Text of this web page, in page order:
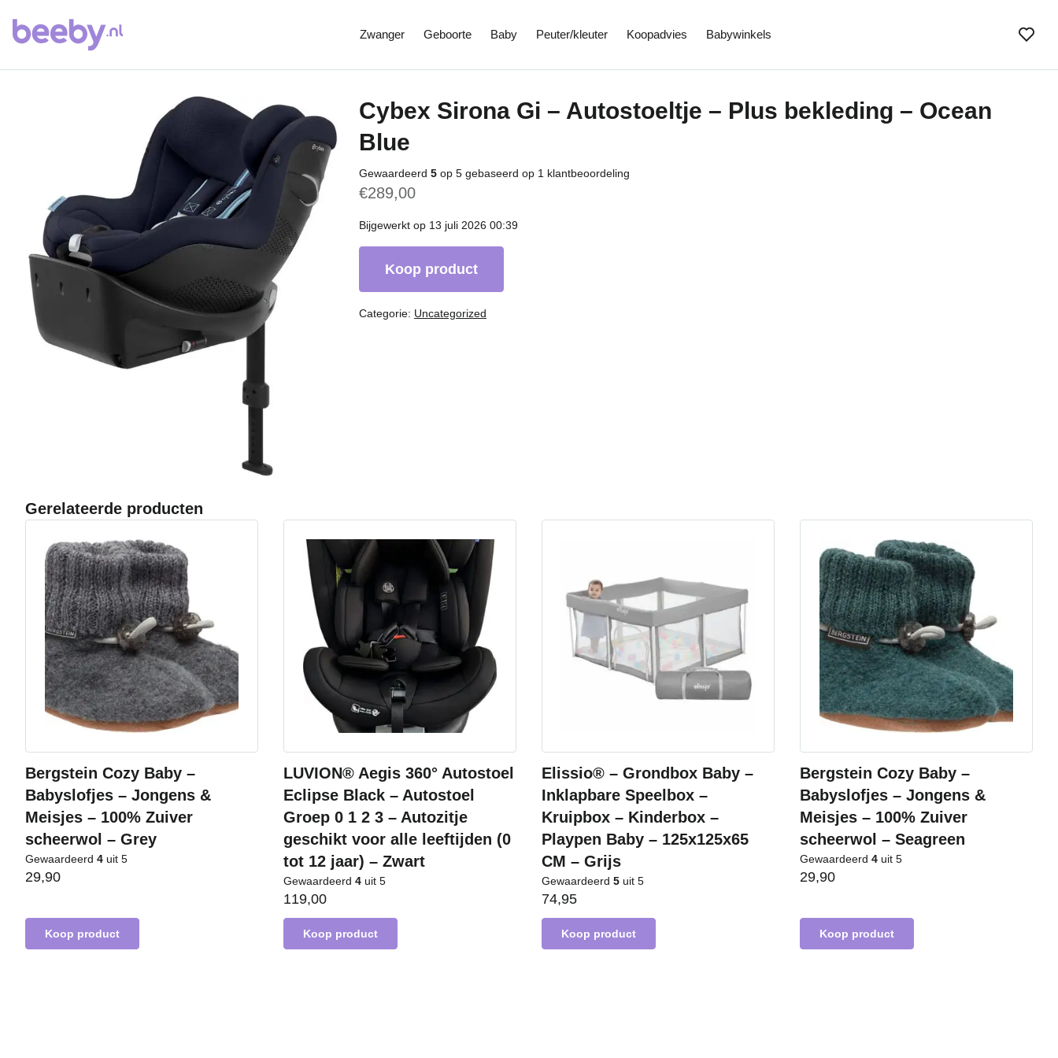
Zwanger Geboorte Baby Peuter/kleuter Koopadvies Babywinkels
Cybex Sirona Gi – Autostoeltje – Plus bekleding – Ocean
Blue
Gewaardeerd 5 op 5 gebaseerd op 1 klantbeoordeling
€289,00
Bijgewerkt op 13 juli 2026 00:39
Koop product
Categorie: Uncategorized
Gerelateerde producten
Bergstein Cozy Baby –
Babyslofjes – Jongens &
Meisjes – 100% Zuiver
scheerwol – Grey
Gewaardeerd 4 uit 5
29,90
Koop product
LUVION® Aegis 360° Autostoel
Eclipse Black – Autostoel
Groep 0 1 2 3 – Autozitje
geschikt voor alle leeftijden (0
tot 12 jaar) – Zwart
Gewaardeerd 4 uit 5
119,00
Koop product
Elissio® – Grondbox Baby –
Inklapbare Speelbox –
Kruipbox – Kinderbox –
Playpen Baby – 125x125x65
CM – Grijs
Gewaardeerd 5 uit 5
74,95
Koop product
Bergstein Cozy Baby –
Babyslofjes – Jongens &
Meisjes – 100% Zuiver
scheerwol – Seagreen
Gewaardeerd 4 uit 5
29,90
Koop product